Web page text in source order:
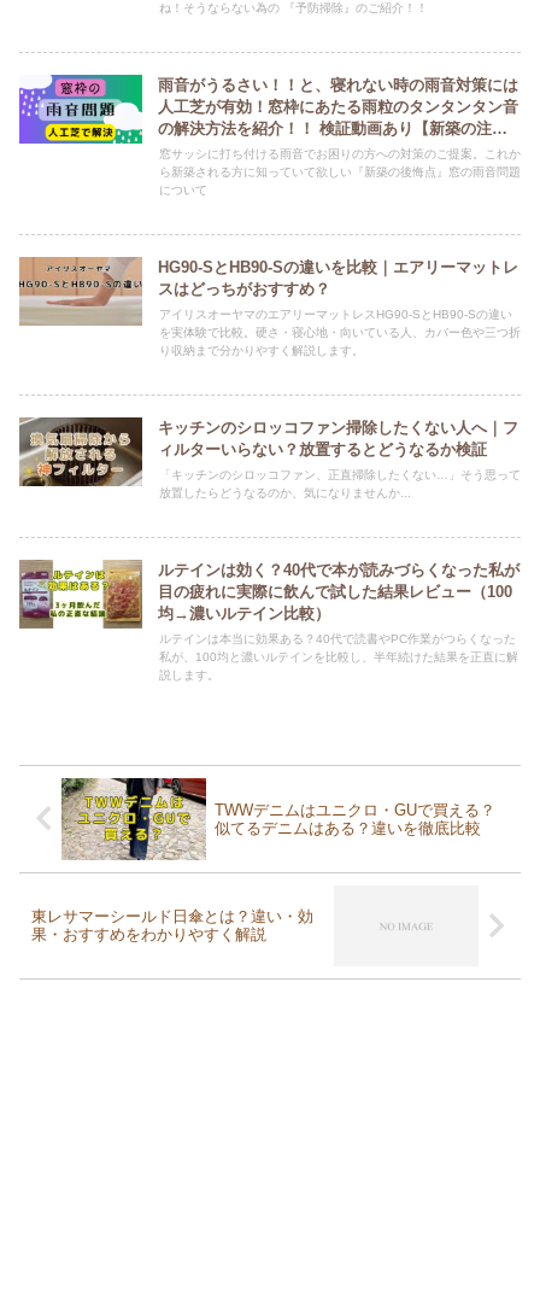
ね！そうならない為の 『予防掃除』のご紹介！！
雨音がうるさい！！と、寝れない時の雨音対策には
人工芝が有効！窓枠にあたる雨粒のタンタンタン音
の解決方法を紹介！！ 検証動画あり【新築の注意
点・窓サッシ窓枠・出窓屋根・室外機の雨音問題】
窓サッシに打ち付ける雨音でお困りの方への対策のご提案。これか
ら新築される方に知っていて欲しい『新築の後悔点』窓の雨音問題
について
HG90-SとHB90-Sの違いを比較｜エアリーマットレ
スはどっちがおすすめ？
アイリスオーヤマのエアリーマットレスHG90-SとHB90-Sの違い
を実体験で比較。硬さ・寝心地・向いている人、カバー色や三つ折
り収納まで分かりやすく解説します。
キッチンのシロッコファン掃除したくない人へ｜フ
ィルターいらない？放置するとどうなるか検証
「キッチンのシロッコファン、正直掃除したくない…」そう思って
放置したらどうなるのか、気になりませんか...
ルテインは効く？40代で本が読みづらくなった私が
目の疲れに実際に飲んで試した結果レビュー（100
均→濃いルテイン比較）
ルテインは本当に効果ある？40代で読書やPC作業がつらくなった
私が、100均と濃いルテインを比較し、半年続けた結果を正直に解
説します。
TWWデニムはユニクロ・GUで買える？
似てるデニムはある？違いを徹底比較
東レサマーシールド日傘とは？違い・効
果・おすすめをわかりやすく解説